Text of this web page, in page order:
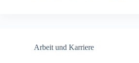
Arbeit und Karriere